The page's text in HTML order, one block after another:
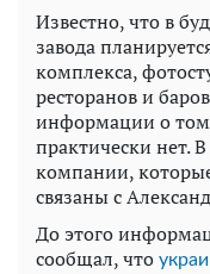
Известно, что в
завода
комплекса,
ресторанов и
информации о
практически нет.
компании,
связаны с
До этого
сообщал, что